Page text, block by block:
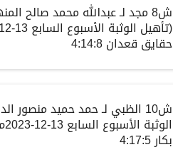
ش8 مجدلـعبدالله محمد صالح
(تأهيل الوثبة الأسبوع السابع13-12-2023م)
حقايق قعدان4:14:8
ش10 الظبي لـحمد حميد منصور
الوثبة الأسبوع السابع13-12-2023م)
بكار4:17:5